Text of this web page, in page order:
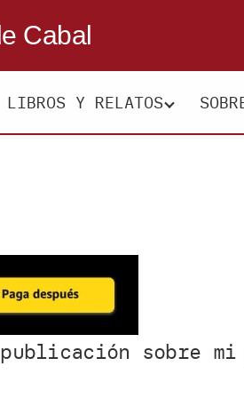
Cabal
LIBROS Y RELATOS
publicación sobre